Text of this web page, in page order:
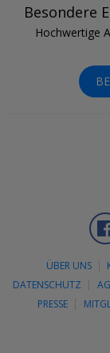
Besondere
Hochwertige
ÜBER UNS
DATENSCHUTZ
PRESSE